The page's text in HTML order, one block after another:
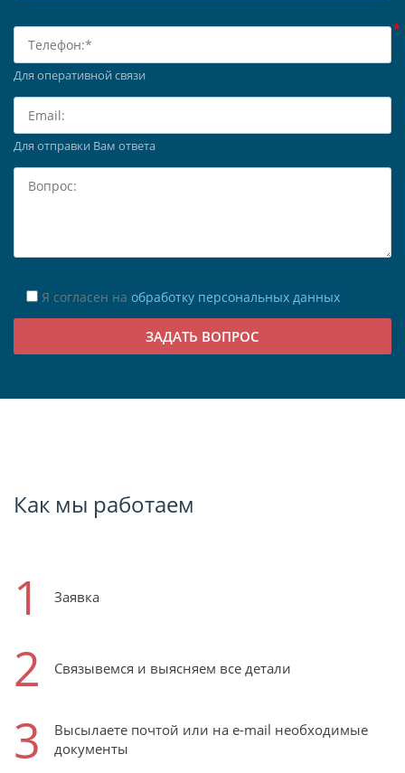
Для оперативной связи
Для отправки Вам ответа
Я согласен на обработку персональных данных
Как мы работаем
1 Заявка
2 Связывемся и выясняем все детали
3
Высылаете почтой или на e-mail необходимые
документы